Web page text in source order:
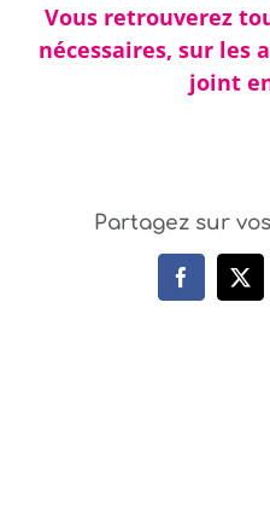
Vous retrouverez
nécessaires, sur les
joint
Partagez sur
Facebook
X